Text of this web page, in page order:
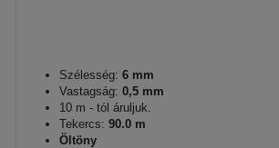
Szélesség: 6 mm
Vastagság: 0,5 mm
10 m - tól áruljuk.
Tekercs: 90.0 m
Öltöny